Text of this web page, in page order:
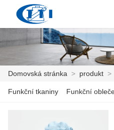
DOMOVSKÁ STRÁNKA
العربية česky
Domovská stránka > produkt >
Funkční tkaniny Funkční